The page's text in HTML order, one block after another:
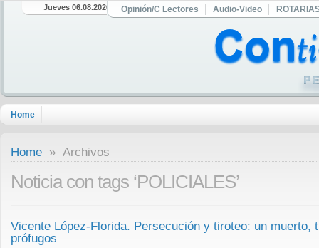
Jueves 06.08.2026 Opinión/C Lectores Audio-Video
Home
Home » Archivos
Noticia con tags ‘POLICIALES’
Vicente López-Florida. Persecución y tiroteo: un muerto,
prófugos